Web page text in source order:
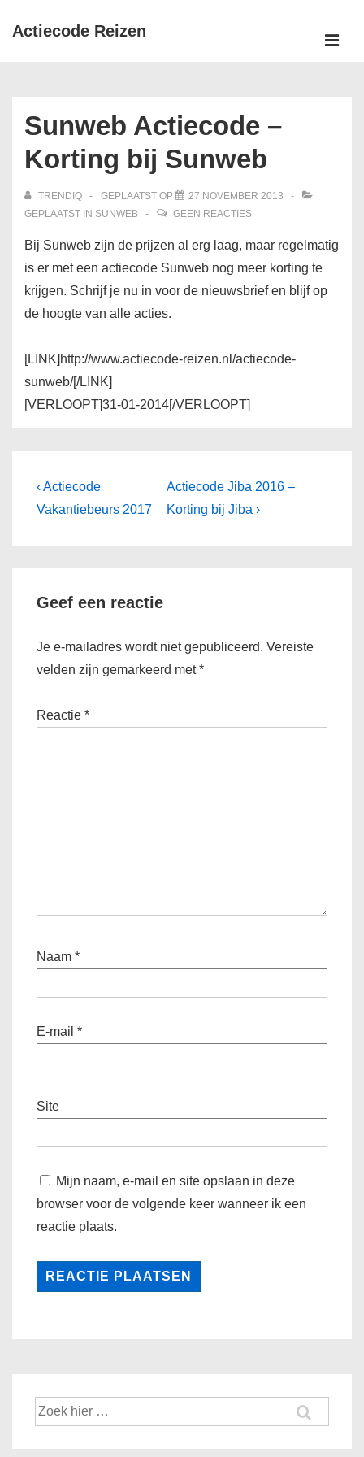
Doorgaan
Actiecode Reizen
Sunweb Actiecode –
Korting bij Sunweb
TRENDIQ GEPLAATST OP
27 NOVEMBER 2013
GEPLAATST IN SUNWEB GEEN REACTIES
Bij Sunweb zijn de prijzen al erg laag, maar regelmatig
is er met een actiecode Sunweb nog meer korting te
krijgen. Schrijf je nu in voor de nieuwsbrief en blijf op
de hoogte van alle acties.
[LINK]http://www.actiecode-reizen.nl/actiecode-
sunweb/[/LINK]
[VERLOOPT]31-01-2014[/VERLOOPT]
Bericht
navigatie
Vorig
bericht
‹ Actiecode
Vakantiebeurs 2017
Volgende
bericht
Actiecode Jiba 2016 –
Korting bij Jiba ›
Geef een reactie
Je e-mailadres wordt niet gepubliceerd. Vereiste
velden zijn gemarkeerd met*
Reactie *
Naam *
E-mail *
Site
Mijn naam, e-mail en site opslaan in deze
browser voor de volgende keer wanneer ik een
reactie plaats.
Zoek
naar: